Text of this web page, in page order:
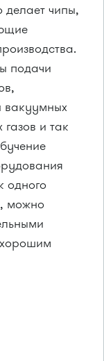
делает чипы,
подачи
вакуумных
и так
одного
можно